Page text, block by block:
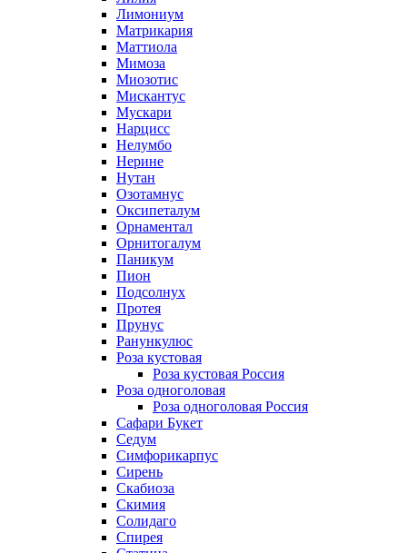
Лимониум
Матрикария
Маттиола
Мимоза
Миозотис
Мискантус
Мускари
Нарцисс
Нелумбо
Нерине
Нутан
Озотамнус
Оксипеталум
Орнаментал
Орнитогалум
Паникум
Пион
Подсолнух
Протея
Прунус
Ранункулюс
Роза кустовая
Роза кустовая Россия
Роза одноголовая
Роза одноголовая Россия
Сафари Букет
Седум
Симфорикарпус
Сирень
Скабиоза
Скимия
Солидаго
Спирея